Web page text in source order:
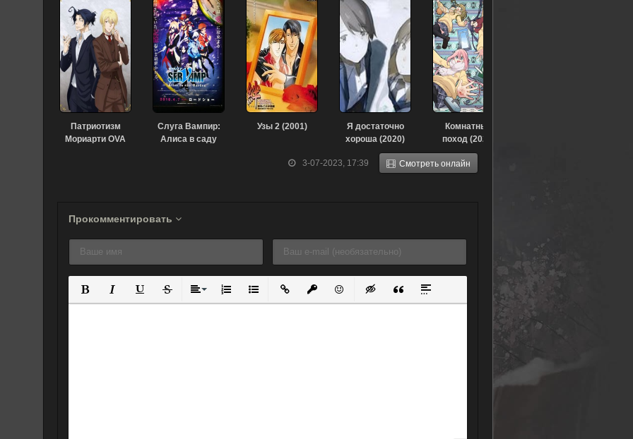
3-07-2023, 17:39 Смотреть онлайн
Патриотизм
Мориарти OVA
Слуга Вампир:
Алиса в саду
Узы 2 (2001)
Я достаточно
хороша (2020)
Комнатный
поход (2020)
Прокомментировать
Полужирный
КурсивПодчеркнутый
ЗачеркнутыйВыравнивание
Нумерованный список
Маркированный список
Вставить ссылку
Вставить защищенную ссылку
Вставить смайлик
Вставка скрытого текста
Вставка цитаты
Вставка спойлера